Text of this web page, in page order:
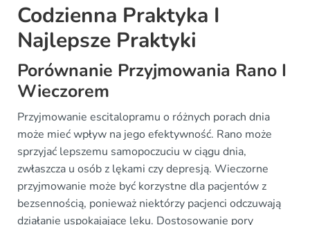
Codzienna Praktyka I
Najlepsze Praktyki
Porównanie Przyjmowania Rano I
Wieczorem
Przyjmowanie escitalopramu o różnych porach dnia
może mieć wpływ na jego efektywność. Rano może
sprzyjać lepszemu samopoczuciu w ciągu dnia,
zwłaszcza u osób z lękami czy depresją. Wieczorne
przyjmowanie może być korzystne dla pacjentów z
bezsennością, ponieważ niektórzy pacjenci odczuwają
działanie uspokajające leku. Dostosowanie pory